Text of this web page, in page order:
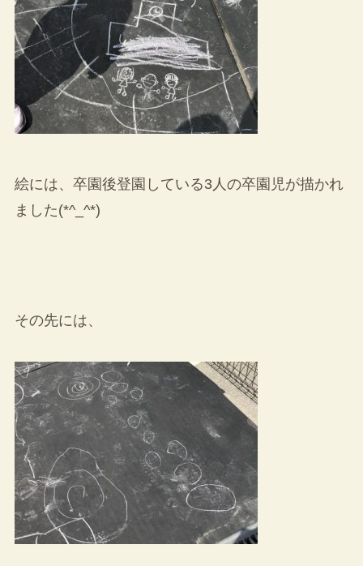
絵には、卒園後登園している3人の卒園児が描かれ
ました(*^_^*)
その先には、